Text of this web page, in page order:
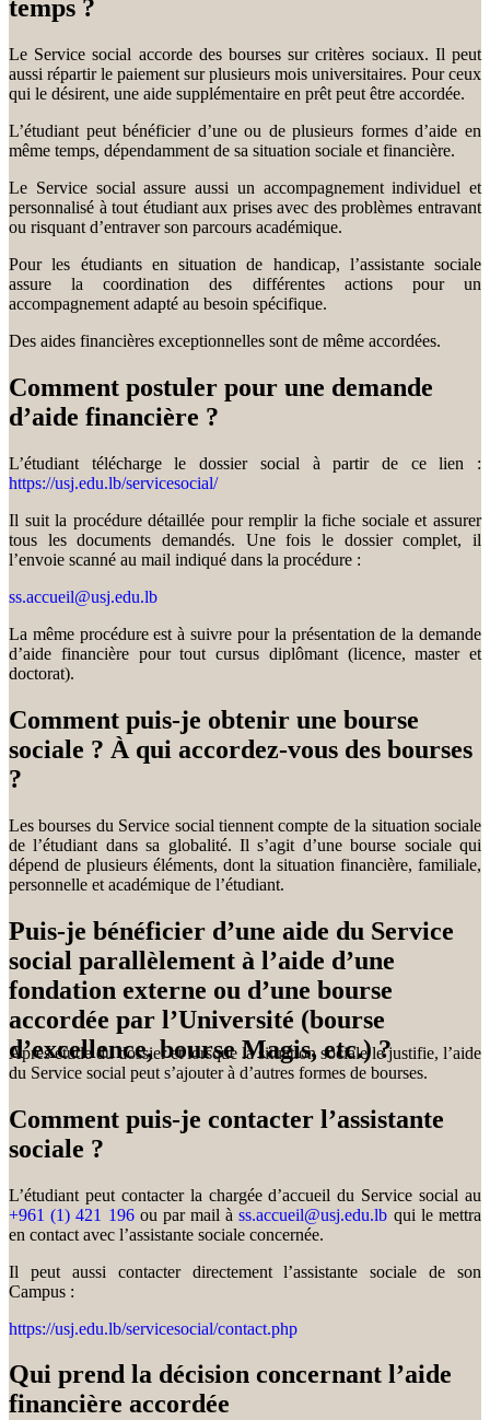
temps ?
Le Service social accorde des bourses sur critères sociaux. Il peut
aussi répartir le paiement sur plusieurs mois universitaires. Pour ceux
qui le désirent, une aide supplémentaire en prêt peut être accordée.
L’étudiant peut bénéficier d’une ou de plusieurs formes d’aide en
même temps, dépendamment de sa situation sociale et financière.
Le Service social assure aussi un accompagnement individuel et
personnalisé à tout étudiant aux prises avec des problèmes entravant
ou risquant d’entraver son parcours académique.
Pour les étudiants en situation de handicap, l’assistante sociale
assure la coordination des différentes actions pour un
accompagnement adapté au besoin spécifique.
Des aides financières exceptionnelles sont de même accordées.
Comment postuler pour une demande
d’aide financière ?
L’étudiant télécharge le dossier social à partir de ce lien :
https://usj.edu.lb/servicesocial/
Il suit la procédure détaillée pour remplir la fiche sociale et assurer
tous les documents demandés. Une fois le dossier complet, il
l’envoie scanné au mail indiqué dans la procédure :
ss.accueil@usj.edu.lb
La même procédure est à suivre pour la présentation de la demande
d’aide financière pour tout cursus diplômant (licence, master et
doctorat).
Comment puis-je obtenir une bourse
sociale ? À qui accordez-vous des bourses
?
Les bourses du Service social tiennent compte de la situation sociale
de l’étudiant dans sa globalité. Il s’agit d’une bourse sociale qui
dépend de plusieurs éléments, dont la situation financière, familiale,
personnelle et académique de l’étudiant.
Puis-je bénéficier d’une aide du Service
social parallèlement à l’aide d’une
fondation externe ou d’une bourse
accordée par l’Université (bourse
d’excellence, bourse Magis, etc.) ?
Après étude du dossier et lorsque la situation sociale le justifie, l’aide
du Service social peut s’ajouter à d’autres formes de bourses.
Comment puis-je contacter l’assistante
sociale ?
L’étudiant peut contacter la chargée d’accueil du Service social au
+961 (1) 421 196ou par mail àss.accueil@usj.edu.lb qui le mettra
en contact avec l’assistante sociale concernée.
Il peut aussi contacter directement l’assistante sociale de son
Campus :
https://usj.edu.lb/servicesocial/contact.php
Qui prend la décision concernant l’aide
financière accordée